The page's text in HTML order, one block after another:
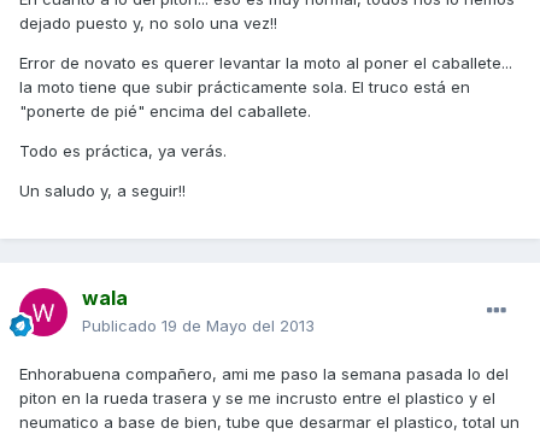
dejado puesto y, no solo una vez!!
Error de novato es querer levantar la moto al poner el caballete...
la moto tiene que subir prácticamente sola. El truco está en
"ponerte de pié" encima del caballete.
Todo es práctica, ya verás.
Un saludo y, a seguir!!
wala
Publicado 19 de Mayo del 2013
Enhorabuena compañero, ami me paso la semana pasada lo del
piton en la rueda trasera y se me incrusto entre el plastico y el
neumatico a base de bien, tube que desarmar el plastico, total un